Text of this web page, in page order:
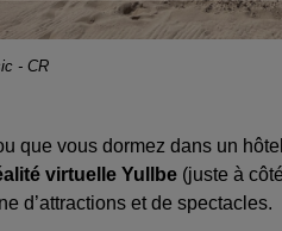
- CR
que vous dormez dans un
virtuelle Yullbe (juste à
d’attractions et de spectacles.